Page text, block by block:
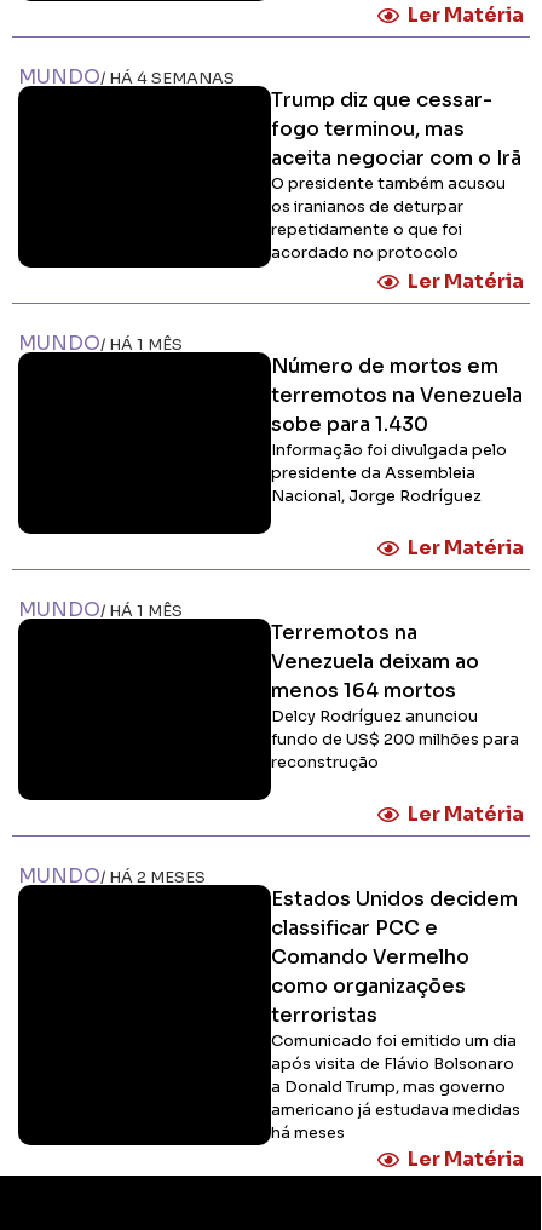
Ler Matéria
MUNDO/ HÁ 4 SEMANAS
Trump diz que cessar-
fogo terminou, mas
aceita negociar com o Irã
O presidente também acusou
os iranianos de deturpar
repetidamente o que foi
acordado no protocolo
Ler Matéria
MUNDO/ HÁ 1 MÊS
Número de mortos em
terremotos na Venezuela
sobe para 1.430
Informação foi divulgada pelo
presidente da Assembleia
Nacional, Jorge Rodríguez
Ler Matéria
MUNDO/ HÁ 1 MÊS
Terremotos na
Venezuela deixam ao
menos 164 mortos
Delcy Rodríguez anunciou
fundo de US$ 200 milhões para
reconstrução
Ler Matéria
MUNDO/ HÁ 2 MESES
Estados Unidos decidem
classificar PCC e
Comando Vermelho
como organizações
terroristas
Comunicado foi emitido um dia
após visita de Flávio Bolsonaro
a Donald Trump, mas governo
americano já estudava medidas
há meses
Ler Matéria